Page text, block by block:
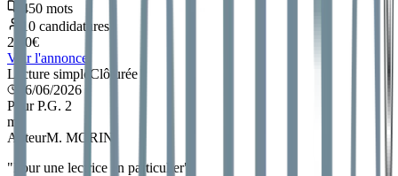
450 mots
10 candidatures
2.50€
Voir l'annonce
Lecture simple Clôturée
26/06/2026
Pour P.G. 2
m
AuteurM. MORIN
"Pour une lectrice en particulier"